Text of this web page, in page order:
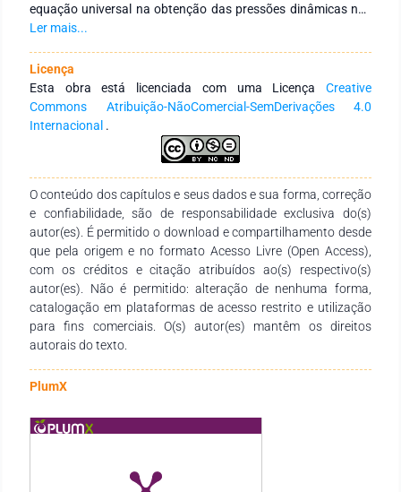
equação universal na obtenção das pressões dinâmicas nos
pontos de consumo. Este projeto foi dimensionado em uma
Builder Hidrossanitário Basic 2021® com o propósito de
comparação de dados. Constatou-se que os valores das
pressões dinâmicas produzidos pelo software AltoQI
Builder® foram ligeiramente superiores aos da planilha
eletrônica ao se utilizar os métodos universal e Fair-Whipple-
Hsiao. As discrepâncias estavam na primeira casa decimal
para o método universal e na segunda para o Fair-Whipple-
Hsiao. Provavelmente, a precisão nas formulações utilizadas
para o cálculo do fator de atrito e adoção das conexões nos
trechos analisados podem ter influenciado nos resultados.
Desta forma, ambos os métodos de perda de carga não
resultaram em mudanças significativas no dimensionamento
da instalação hidráulica predial unifamiliar. Tal fato não traz
prejuízos maiores quando aplicados em sistemas prediais.
Assim, constata-se que a rotina de cálculo em uma planilha
eletrônica pode ser considerada uma ferramenta de pesquisa
útil em estudos didáticos.
Ler mais...
Licença
Esta obra está licenciada com uma Licença Creative
Commons Atribuição-NãoComercial-SemDerivações 4.0
Internacional .
O conteúdo dos capítulos e seus dados e sua forma, correção
e confiabilidade, são de responsabilidade exclusiva do(s)
autor(es). É permitido o download e compartilhamento desde
que pela origem e no formato Acesso Livre (Open Access),
com os créditos e citação atribuídos ao(s) respectivo(s)
autor(es). Não é permitido: alteração de nenhuma forma,
catalogação em plataformas de acesso restrito e utilização
para fins comerciais. O(s) autor(es) mantêm os direitos
autorais do texto.
PlumX